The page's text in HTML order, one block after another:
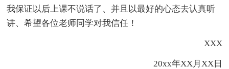
我保证以后上课不说话了、并且以最好的心态去认真听
讲、希望各位老师同学对我信任！
XXX
20xx年XX月XX日